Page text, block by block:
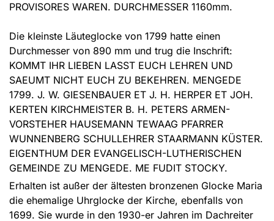
PROVISORES WAREN. DURCHMESSER 1160mm.
Die kleinste Läuteglocke von 1799 hatte einen
Durchmesser von 890 mm und trug die Inschrift:
KOMMT IHR LIEBEN LASST EUCH LEHREN UND
SAEUMT NICHT EUCH ZU BEKEHREN. MENGEDE
1799. J. W. GIESENBAUER ET J. H. HERPER ET JOH.
KERTEN KIRCHMEISTER B. H. PETERS ARMEN-
VORSTEHER HAUSEMANN TEWAAG PFARRER
WUNNENBERG SCHULLEHRER STAARMANN KÜSTER.
EIGENTHUM DER EVANGELISCH-LUTHERISCHEN
GEMEINDE ZU MENGEDE. ME FUDIT STOCKY.
Erhalten ist außer der ältesten bronzenen Glocke Maria
die ehemalige Uhr­glocke der Kirche, ebenfalls von
1699. Sie wurde in den 1930-er Jahren im Dach­reiter